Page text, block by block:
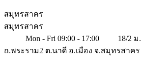
สมุทรสาคร
สมุทรสาคร
Mon - Fri 09:00 - 17:00
18/2
ถ.พระราม2 ต.นาดี อ.เมือง จ.สมุทรสาคร